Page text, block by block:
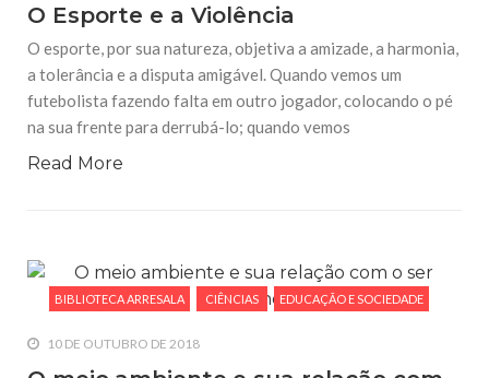
O Esporte e a Violência
O esporte, por sua natureza, objetiva a amizade, a harmonia,
a tolerância e a disputa amigável. Quando vemos um
futebolista fazendo falta em outro jogador, colocando o pé
na sua frente para derrubá-lo; quando vemos
Read More
BIBLIOTECA ARRESALA CIÊNCIAS EDUCAÇÃO E SOCIEDADE
10 DE OUTUBRO DE 2018